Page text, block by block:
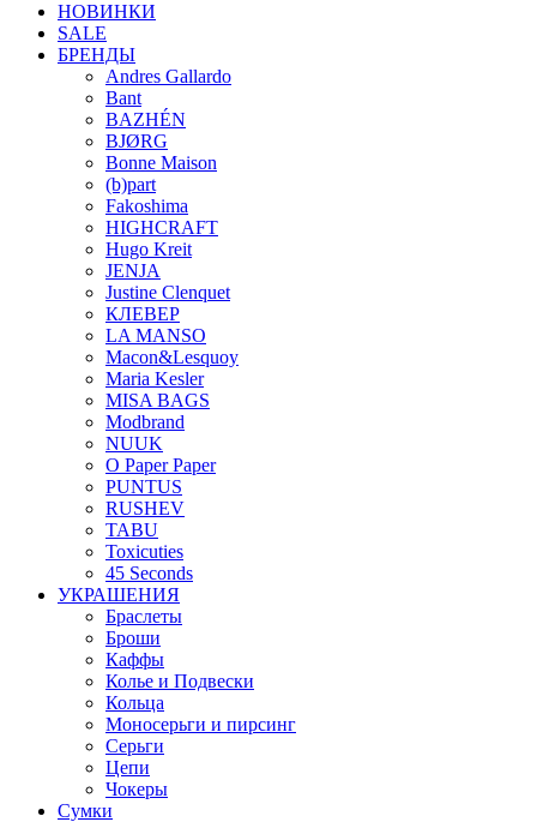
НОВИНКИ
SALE
БРЕНДЫ
Andres Gallardo
Bant
BAZHÉN
BJØRG
Bonne Maison
(b)part
Fakoshima
HIGHCRAFT
Hugo Kreit
JENJA
Justine Clenquet
КЛЕВЕР
LA MANSO
Macon&Lesquoy
Maria Kesler
MISA BAGS
Modbrand
NUUK
O Paper Paper
PUNTUS
RUSHEV
TABU
Toxicuties
45 Seconds
УКРАШЕНИЯ
Браслеты
Броши
Каффы
Колье и Подвески
Кольца
Моносерьги и пирсинг
Серьги
Цепи
Чокеры
Сумки